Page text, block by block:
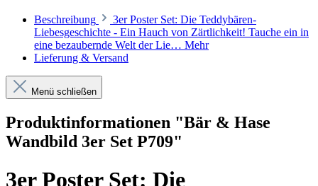
Beschreibung
3er Poster Set: Die Teddybären-
Liebesgeschichte - Ein Hauch von Zärtlichkeit! Tauche ein in
eine bezaubernde Welt der Lie… Mehr
Lieferung & Versand
Menü schließen
Produktinformationen "Bär & Hase
Wandbild 3er Set P709"
3er Poster Set: Die